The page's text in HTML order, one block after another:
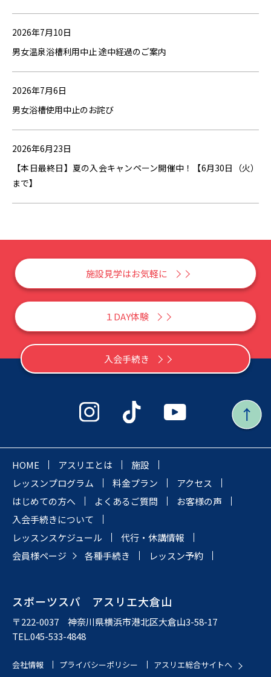
2026年7月10日
男女温泉浴槽利用中止 途中経過のご案内
2026年7月6日
男女浴槽使用中止のお詫び
2026年6月23日
【本日最終日】夏の入会キャンペーン開催中！【6月30日（火）
まで】
施設見学はお気軽に
１DAY体験
入会手続き
HOME アスリエとは
施設
レッスンプログラム
料金プラン
アクセス
はじめての方へ
よくあるご質問
お客様の声
入会手続きについて
レッスンスケジュール
代行・休講情報
会員様ページ
各種手続き レッスン予約
スポーツスパ アスリエ大倉山
〒222-0037 神奈川県横浜市港北区大倉山3-58-17
TEL.045-533-4848
会社情報 プライバシーポリシー アスリエ総合サイトへ